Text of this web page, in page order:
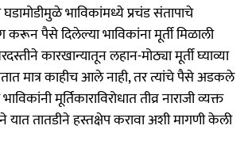
भाविकांमध्ये प्रचंड संतापाचे
पैसे दिलेल्या भाविकांना मूर्ती मिळाली
कारखान्यातून लहान-मोठ्या मूर्ती घ्याव्या
मात्र काहीच आले नाही, तर त्यांचे पैसे अडकले
मूर्तिकाराविरोधात तीव्र नाराजी व्यक्त
तातडीने हस्तक्षेप करावा अशी मागणी केली